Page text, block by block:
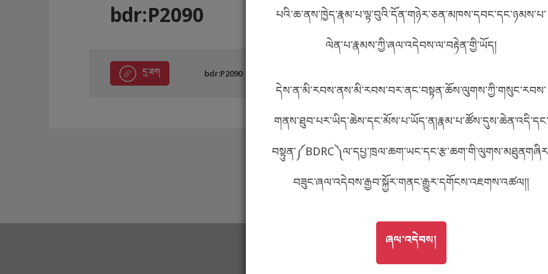
བོད་ཡིག
English
ភាសាខ្មែរ
པའི་ཆ་ནས་ཁྱེད་རྣམ་པ་ལྟ་བུའི་དོན་གཉེར་ཅན་མཁས་དབང་དང་ཉམས་པ་
ལེན་པ་རྣམས་ཀྱི་ཞལ་འདེབས་ལ་བརྟེན་གྱི་ཡོད།
དེས་ན་མི་རབས་ནས་མི་རབས་བར་ནང་བསྟན་ཆོས་ལུགས་ཀྱི་གསུང་རབས་
གནས་ཐུབ་པར་ཡིད་ཆེས་དང་མོས་པ་ཡོད་ན།རྣམ་པ་ཚོས་དུས་ཆེན་འདི་དང་
བཟུང་ཞལ་འདེབས་རྒྱབ་སྐྱོར་གནང་རྒྱུར་དགོངས་འཇགས་འཚལ།།
GO TOཞལ་འདེབས།
ཞལ་འདེབས།
bdr:P2090
དྲ་ཐག bdr:P2090